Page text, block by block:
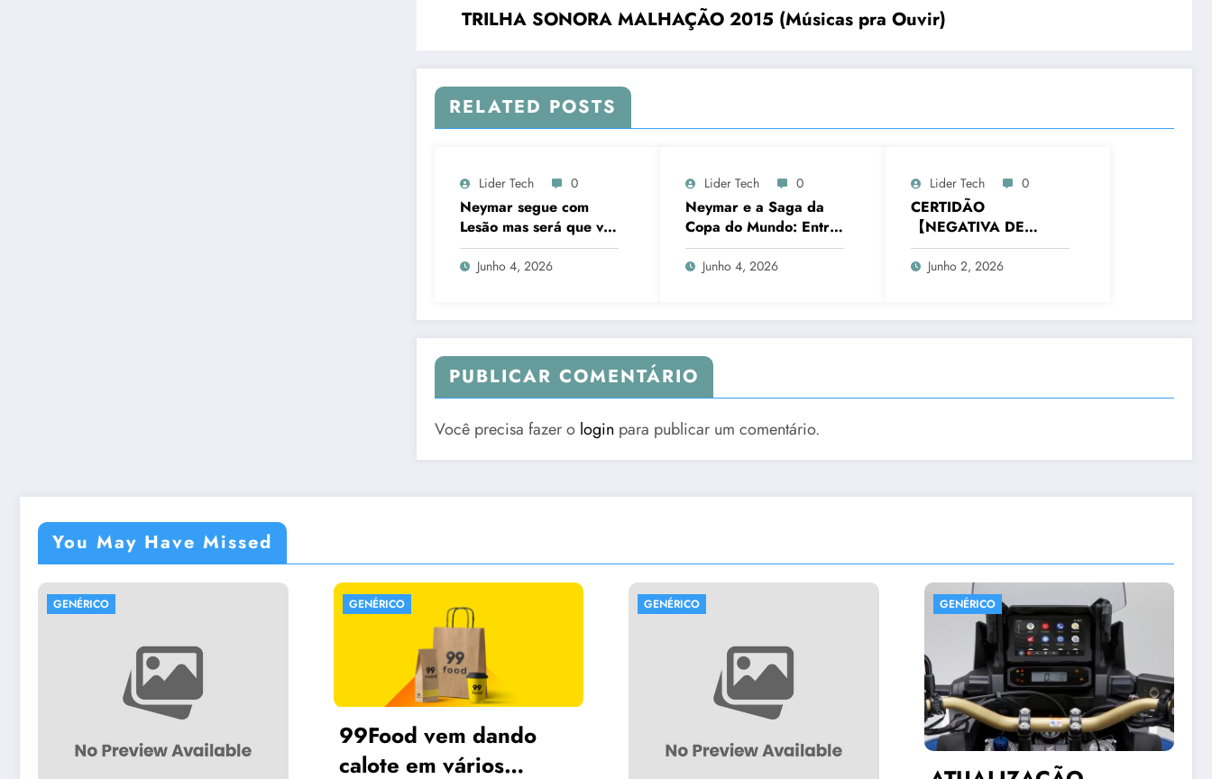
TRILHA SONORA MALHAÇÃO 2015 (Músicas pra Ouvir)
RELATED POSTS
Lider Tech 0
Neymar segue com
Lesão mas será que vai
jogar na copa do
mundo 2026?
Junho 4, 2026
Lider Tech 0
Neymar e a Saga da
Copa do Mundo: Entre
Gênese e Glória
Incompleta
Junho 4, 2026
Lider Tech 0
CERTIDÃO
【NEGATIVA DE
IMÓVEL】- NOVA
IGUAÇU/RJ
Junho 2, 2026
PUBLICAR COMENTÁRIO
Você precisa fazer o login para publicar um comentário.
You May Have Missed
99Food vem dando
calote em vários
GENÉRICO GENÉRICO